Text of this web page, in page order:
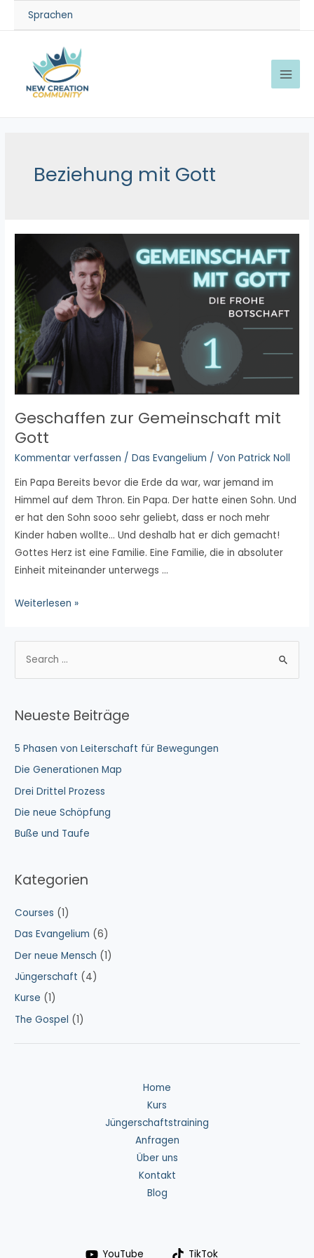
Sprachen
Beziehung mit Gott
Geschaffen zur Gemeinschaft mit
Gott
Kommentar verfassen /Das Evangelium / VonPatrick Noll
Ein Papa Bereits bevor die Erde da war, war jemand im
Himmel auf dem Thron. Ein Papa. Der hatte einen Sohn. Und
er hat den Sohn sooo sehr geliebt, dass er noch mehr
Kinder haben wollte… Und deshalb hat er dich gemacht!
Gottes Herz ist eine Familie. Eine Familie, die in absoluter
Einheit miteinander unterwegs …
Geschaffen
Gemeinschaft
mit
Weiterlesen »
n
n
:
Neueste Beiträge
5 Phasen von Leiterschaft für Bewegungen
Die Generationen Map
Drei Drittel Prozess
Die neue Schöpfung
Buße und Taufe
Kategorien
Courses (1)
Das Evangelium (6)
Der neue Mensch (1)
Jüngerschaft (4)
Kurse (1)
The Gospel (1)
Home
Kurs
Jüngerschaftstraining
Anfragen
Über uns
Kontakt
Blog
YouTube TikTok